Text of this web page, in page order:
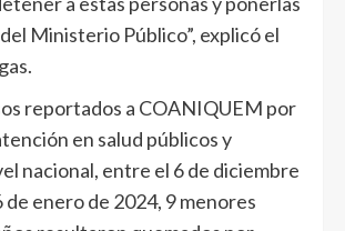
Ministerio Público”, explicó el
reportados a COANIQUEM por
en salud públicos y
nacional, entre el 6 de diciembre
de enero de 2024, 9 menores